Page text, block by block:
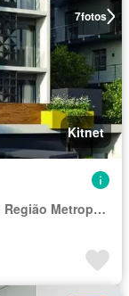
7fotos
Kitnet
Região Geográfica Imediata de Curitiba, Região Metropolitana de Curitiba